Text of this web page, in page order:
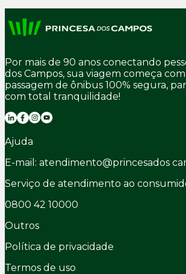
Por mais de 90 anos conectando
dos Campos, sua viagem começa
passagem de ônibus 100% segura,
com total tranquilidade!
Ajuda
E-mail: atendimento@princesados
Serviço de atendimento ao
0800 42 10000
Outros
Política de privacidade
Termos de uso